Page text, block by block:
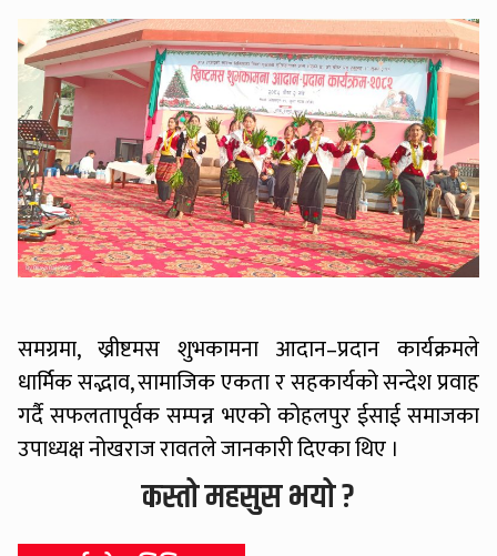
समग्रमा, ख्रीष्टमस शुभकामना आदान–प्रदान कार्यक्रमले
धार्मिक सद्भाव, सामाजिक एकता र सहकार्यको सन्देश प्रवाह
गर्दै सफलतापूर्वक सम्पन्न भएको कोहलपुर ईसाई समाजका
उपाध्यक्ष नोखराज रावतले जानकारी दिएका थिए ।
कस्तो महसुस भयो ?